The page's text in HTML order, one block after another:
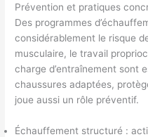
Prévention et pratiques
Des programmes
considérablement le risque
musculaire, le travail
charge d’entraînement sont
chaussures adaptées,
joue aussi un rôle préventif.
Échauffement structuré :